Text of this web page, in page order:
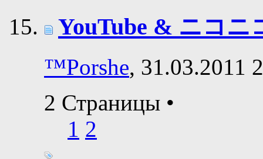
YouTube & ニコニ
™Porshe, 31.03.2011
2 Страницы •
1 2